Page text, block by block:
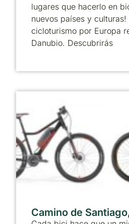
lugares que hacerlo en
nuevos países y
cicloturismo por Europa
Danubio. Descubrirás
Camino de